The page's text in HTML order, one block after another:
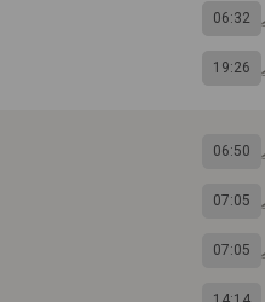
06:32
19:26
06:50
07:05
07:05